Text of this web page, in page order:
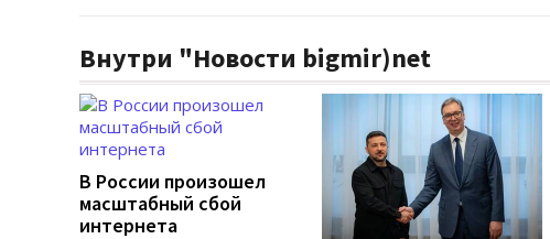
Внутри "Новости bigmir)net
В России произошел
масштабный сбой
интернета